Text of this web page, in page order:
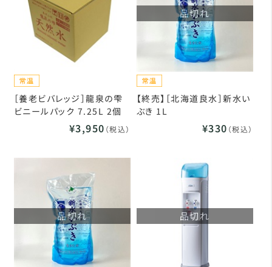
［養老ビバレッジ］龍泉の雫
ビニールパック 7.25L 2個
¥3,950 （税込）
品切れ
【終売】［北海道良水］新水い
ぶき 1L
¥330 （税込）
品切れ 品切れ